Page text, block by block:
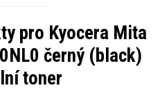
pro Kyocera Mita
černý (black)
toner